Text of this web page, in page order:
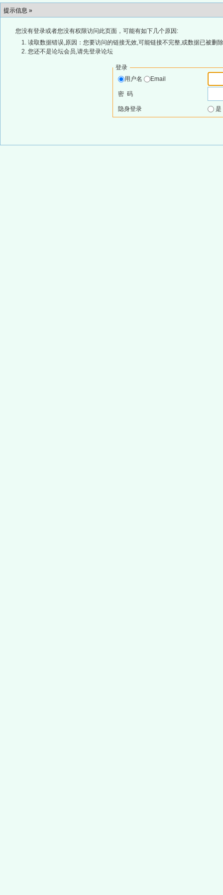
提示信息 »
您没有登录或者您没有权限访问此页面，可能有如下几个原因:
读取数据错误,原因：您要访问的链接无效,可能链接不完整,或数据已被删
您还不是论坛会员,请先登录论坛
登录
用户名
Email
密 码
隐身登录